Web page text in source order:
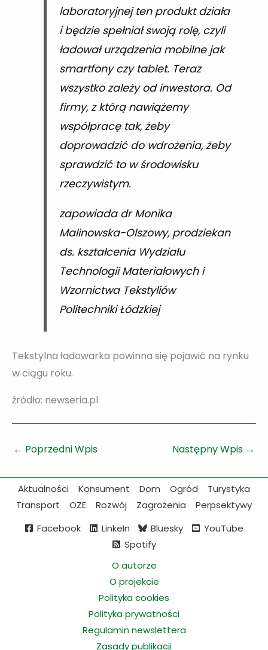
laboratoryjnej ten produkt działa
i będzie spełniał swoją rolę, czyli
ładował urządzenia mobilne jak
smartfony czy tablet. Teraz
wszystko zależy od inwestora. Od
firmy, z którą nawiążemy
współpracę tak, żeby
doprowadzić do wdrożenia, żeby
sprawdzić to w środowisku
rzeczywistym.
zapowiada dr Monika
Malinowska-Olszowy, prodziekan
ds. kształcenia Wydziału
Technologii Materiałowych i
Wzornictwa Tekstyliów
Politechniki Łódzkiej
Tekstylna ładowarka powinna się pojawić na rynku
w ciągu roku.
źródło: newseria.pl
← Poprzedni Wpis Następny Wpis →
Aktualności Konsument Dom Ogród
Turystyka
Transport
OZE Rozwój Zagrożenia
Perpsektywy
Facebook
LinkeIn Bluesky
YouTube
Spotify
O autorze
O projekcie
Polityka cookies
Polityka prywatności
Regulamin newslettera
Zasady publikacji